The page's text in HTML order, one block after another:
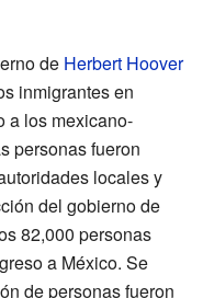
de Herbert Hoover
inmigrantes en
a los mexicano-
personas fueron
locales y
del gobierno de
82,000 personas
a México. Se
de personas fueron